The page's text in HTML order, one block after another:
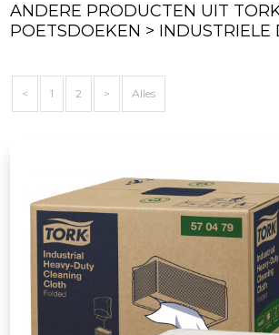
ANDERE PRODUCTEN UIT
POETSDOEKEN > INDUSTRIELE
< 1 2 > Alles